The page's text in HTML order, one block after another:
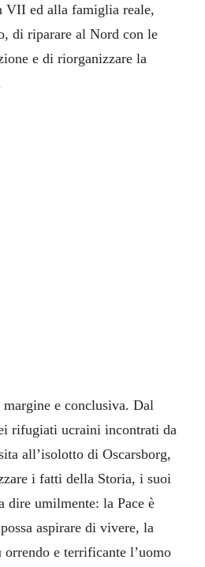
VII ed alla famiglia reale,
di riparare al Nord con le
e di riorganizzare la
e conclusiva. Dal
rifugiati ucraini incontrati da
all’isolotto di Oscarsborg,
i fatti della Storia, i suoi
dire umilmente: la Pace è
aspirare di vivere, la
orrendo e terrificante l’uomo